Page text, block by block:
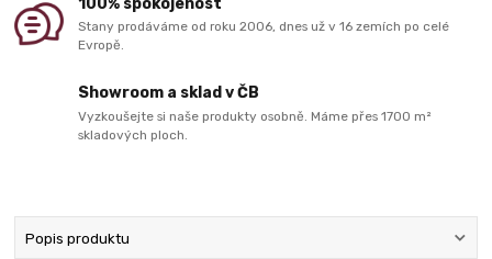
100% spokojenost
Stany prodáváme od roku 2006, dnes už v 16 zemích po celé
Evropě.
Showroom a sklad v ČB
Vyzkoušejte si naše produkty osobně. Máme přes 1700 m²
skladových ploch.
Popis produktu